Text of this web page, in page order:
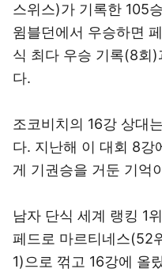
스위스)가 기록한 105
윔블던에서 우승하면
식 최다 우승 기록(8회
다.
조코비치의 16강 상대
다. 지난해 이 대회 8강
게 기권승을 거둔 기억
남자 단식 세계 랭킹 1
페드로 마르티네스(52
1)으로 꺾고 16강에 올